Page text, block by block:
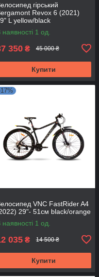
гірський
Revox 6 (2021)
L yellow/black
наявності 1 од.
350 ₴ 45 000 ₴
Купити
VNC FastRider A4
29"- 51см black/orange
наявності 1 од.
035 ₴ 14 500 ₴
Купити